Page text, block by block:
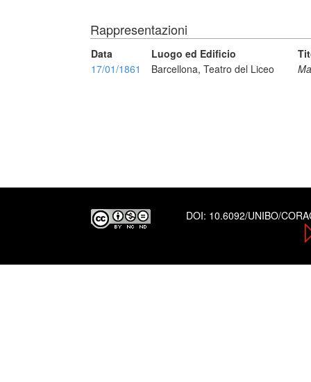
Rappresentazioni
Data Luogo ed Edificio
17/01/1861
Barcellona, Teatro del Liceo
DOI: 10.6092/UNIBO/